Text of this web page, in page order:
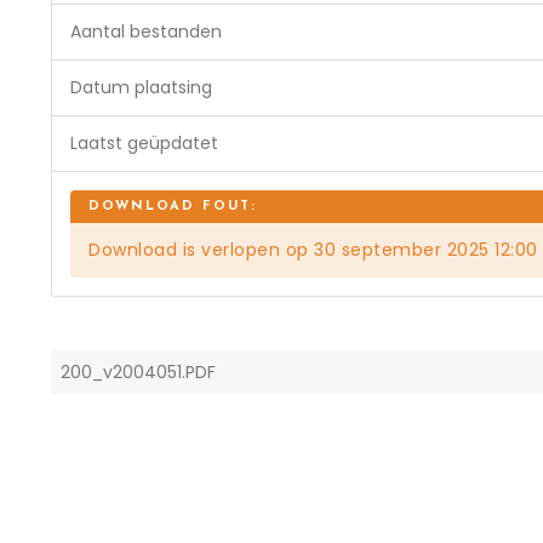
Aantal bestanden
Datum plaatsing
Laatst geüpdatet
Download is verlopen op 30 september 2025 12:00
200_v2004051.PDF